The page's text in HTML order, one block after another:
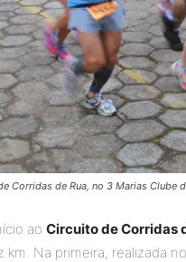
Corridas de Rua, no 3 Marias Clube
ao Circuito de Corridas
Na primeira, realizada